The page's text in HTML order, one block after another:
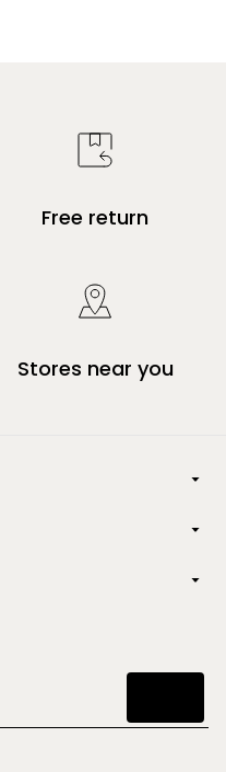
Free return
Stores near you